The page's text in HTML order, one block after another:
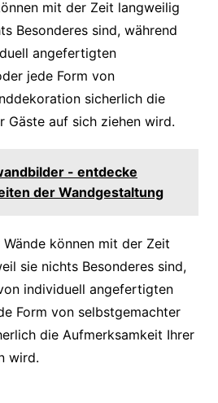
mit der Zeit langweilig
Besonderes sind, während
angefertigten
jede Form von
sicherlich die
Gäste auf sich ziehen wird.
- entdecke
der Wandgestaltung
können mit der Zeit
sie nichts Besonderes sind,
individuell angefertigten
Form von selbstgemachter
die Aufmerksamkeit Ihrer
wird.